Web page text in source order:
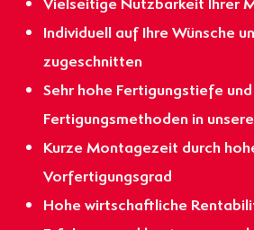
Individuell auf Ihre Wünsche
zugeschnitten
Sehr hohe Fertigungstiefe
Fertigungsmethoden in
Kurze Montagezeit durch
Vorfertigungsgrad
Hohe wirtschaftliche